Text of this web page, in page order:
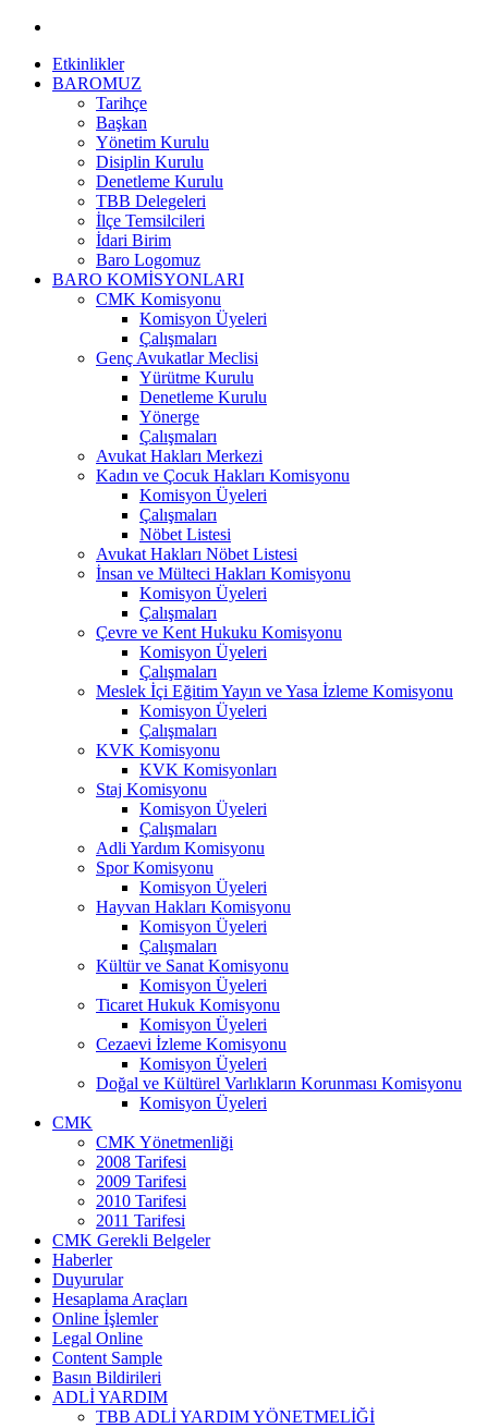
Etkinlikler
BAROMUZ
Tarihçe
Başkan
Yönetim Kurulu
Disiplin Kurulu
Denetleme Kurulu
TBB Delegeleri
İlçe Temsilcileri
İdari Birim
Baro Logomuz
BARO KOMİSYONLARI
CMK Komisyonu
Komisyon Üyeleri
Çalışmaları
Genç Avukatlar Meclisi
Yürütme Kurulu
Denetleme Kurulu
Yönerge
Çalışmaları
Avukat Hakları Merkezi
Kadın ve Çocuk Hakları Komisyonu
Komisyon Üyeleri
Çalışmaları
Nöbet Listesi
Avukat Hakları Nöbet Listesi
İnsan ve Mülteci Hakları Komisyonu
Komisyon Üyeleri
Çalışmaları
Çevre ve Kent Hukuku Komisyonu
Komisyon Üyeleri
Çalışmaları
Meslek İçi Eğitim Yayın ve Yasa İzleme Komisyonu
Komisyon Üyeleri
Çalışmaları
KVK Komisyonu
KVK Komisyonları
Staj Komisyonu
Komisyon Üyeleri
Çalışmaları
Adli Yardım Komisyonu
Spor Komisyonu
Komisyon Üyeleri
Hayvan Hakları Komisyonu
Komisyon Üyeleri
Çalışmaları
Kültür ve Sanat Komisyonu
Komisyon Üyeleri
Ticaret Hukuk Komisyonu
Komisyon Üyeleri
Cezaevi İzleme Komisyonu
Komisyon Üyeleri
Doğal ve Kültürel Varlıkların Korunması Komisyonu
Komisyon Üyeleri
CMK
CMK Yönetmenliği
2008 Tarifesi
2009 Tarifesi
2010 Tarifesi
2011 Tarifesi
CMK Gerekli Belgeler
Haberler
Duyurular
Hesaplama Araçları
Online İşlemler
Legal Online
Content Sample
Basın Bildirileri
ADLİ YARDIM
TBB ADLİ YARDIM YÖNETMELİĞİ